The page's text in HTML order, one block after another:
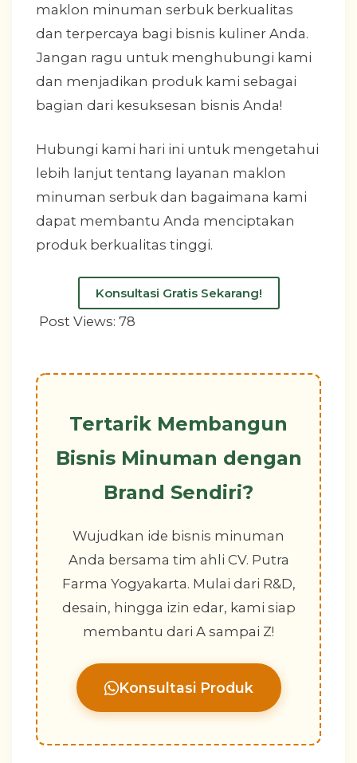
maklon minuman serbuk berkualitas
dan terpercaya bagi bisnis kuliner Anda.
Jangan ragu untuk menghubungi kami
dan menjadikan produk kami sebagai
bagian dari kesuksesan bisnis Anda!
Hubungi kami hari ini untuk mengetahui
lebih lanjut tentang layanan maklon
minuman serbuk dan bagaimana kami
dapat membantu Anda menciptakan
produk berkualitas tinggi.
Konsultasi Gratis Sekarang!
Post Views: 78
Tertarik Membangun
Bisnis Minuman dengan
Brand Sendiri?
Wujudkan ide bisnis minuman
Anda bersama tim ahli CV. Putra
Farma Yogyakarta. Mulai dari R&D,
desain, hingga izin edar, kami siap
membantu dari A sampai Z!
Konsultasi Produk